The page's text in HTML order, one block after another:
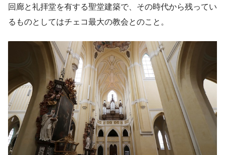
回廊と礼拝堂を有する聖堂建築で、その時代から残ってい
るものとしてはチェコ最大の教会とのこと。